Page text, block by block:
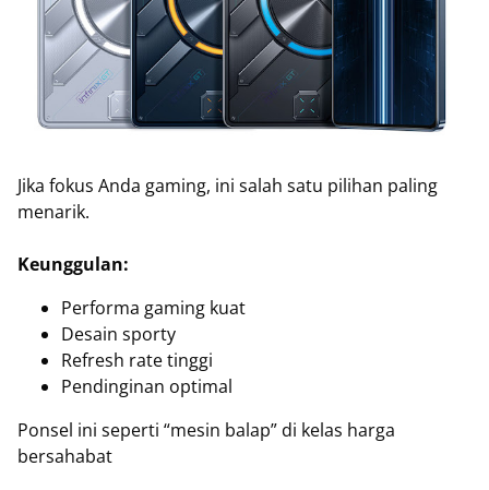
Jika fokus Anda gaming, ini salah satu pilihan paling
menarik.
Keunggulan:
Performa gaming kuat
Desain sporty
Refresh rate tinggi
Pendinginan optimal
Ponsel ini seperti “mesin balap” di kelas harga
bersahabat